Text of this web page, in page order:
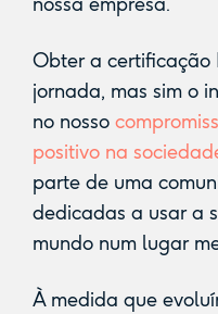
Obter a certificação
jornada, mas sim o
no nosso
positivo na
parte de uma
dedicadas a usar a
mundo num lugar
À medida que